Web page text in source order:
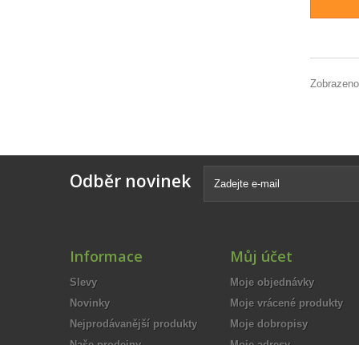
Odběr novinek
Informace
Slevy
Novinky
Nejprodávanější produkty
Můj účet
Moje objednávky
Moje vrácené produkty
Moje dobropisy